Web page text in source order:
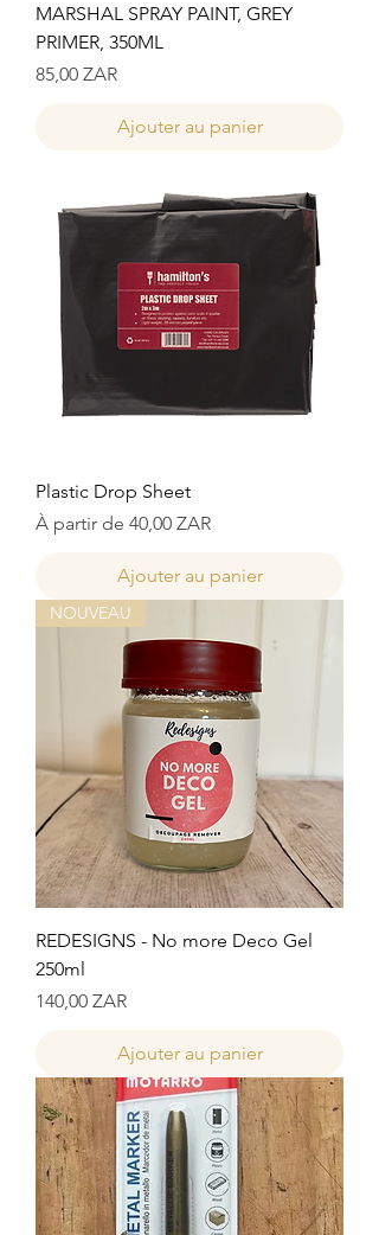
MARSHAL SPRAY PAINT, GREY
PRIMER, 350ML
Prix
85,00 ZAR
Ajouter au panier
Plastic Drop Sheet
À partir de 40,00 ZAR
Prix promotionnel
Ajouter au panier
NOUVEAU
REDESIGNS - No more Deco Gel
250ml
Prix
140,00 ZAR
Ajouter au panier